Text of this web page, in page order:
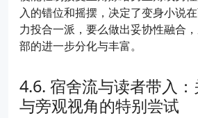
入的错位和摇摆，决定了变身小说
力投合一派，要么做出妥协性融合
部的进一步分化与丰富。
宿舍流与读者带入
与旁观视角的特别尝试